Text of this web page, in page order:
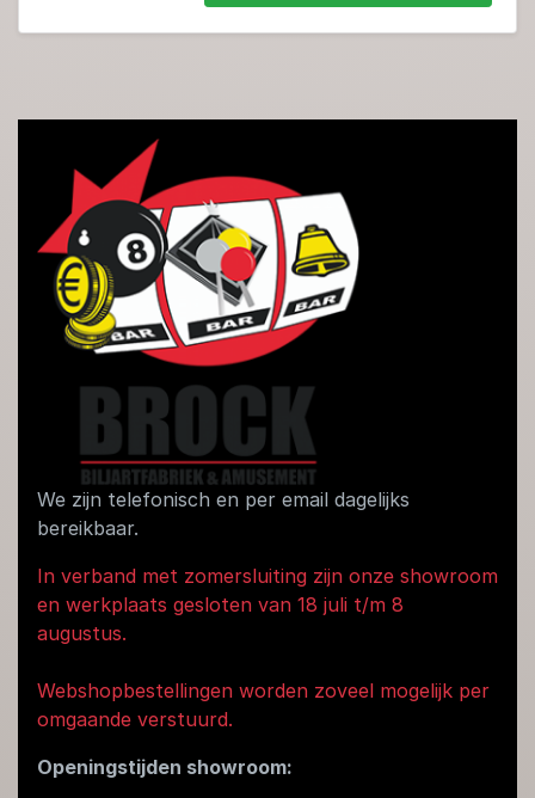
We zijn telefonisch en per email dagelijks
bereikbaar.
In verband met zomersluiting zijn onze showroom
en werkplaats gesloten van 18 juli t/m 8
augustus.
Webshopbestellingen worden zoveel mogelijk per
omgaande verstuurd.
Openingstijden showroom: